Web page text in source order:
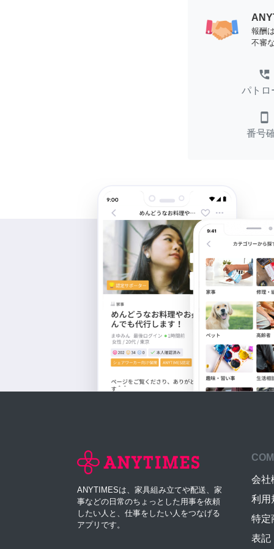
報酬
不審
perm_phone_msg
パトロ
smartphone
番号
ANYTIMESは、家具組み立てや配送、家
事などの日常のちょっとした用事を依頼
したい人と、仕事をしたい人をつなげる
アプリです。
会社
利用
特定
表記